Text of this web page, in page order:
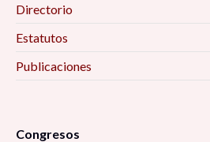
Directorio
Estatutos
Publicaciones
Congresos